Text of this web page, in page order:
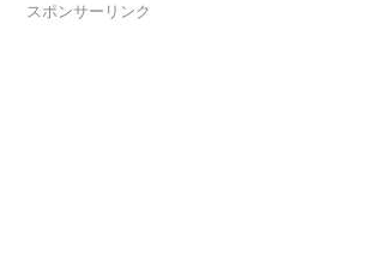
スポンサーリンク